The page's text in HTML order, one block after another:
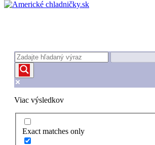
Viac výsledkov
Exact matches only